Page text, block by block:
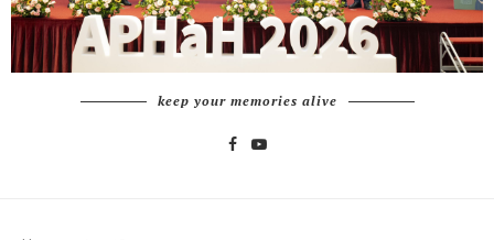
keep your memories alive